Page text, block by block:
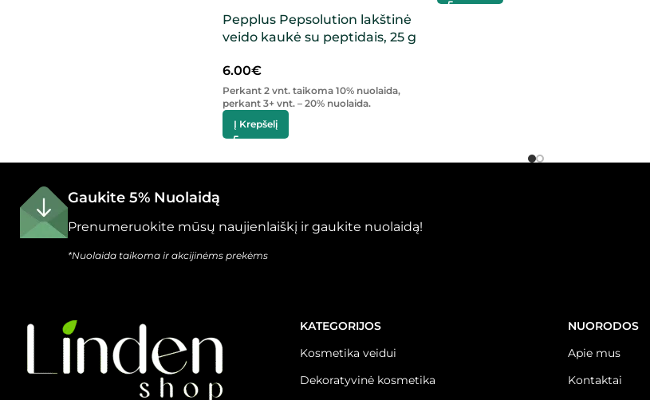
Pepplus Pepsolution lakštinė
veido kaukė su peptidais, 25 g
6.00€
Perkant 2 vnt. taikoma 10% nuolaida,
perkant 3+ vnt. – 20% nuolaida.
Į Krepšelį
Gaukite 5% Nuolaidą
Prenumeruokite mūsų naujienlaiškį ir gaukite nuolaidą!
*Nuolaida taikoma ir akcijinėms prekėms
KATEGORIJOS
Kosmetika veidui
Dekoratyvinė kosmetika
NUORODOS
Apie mus
Kontaktai